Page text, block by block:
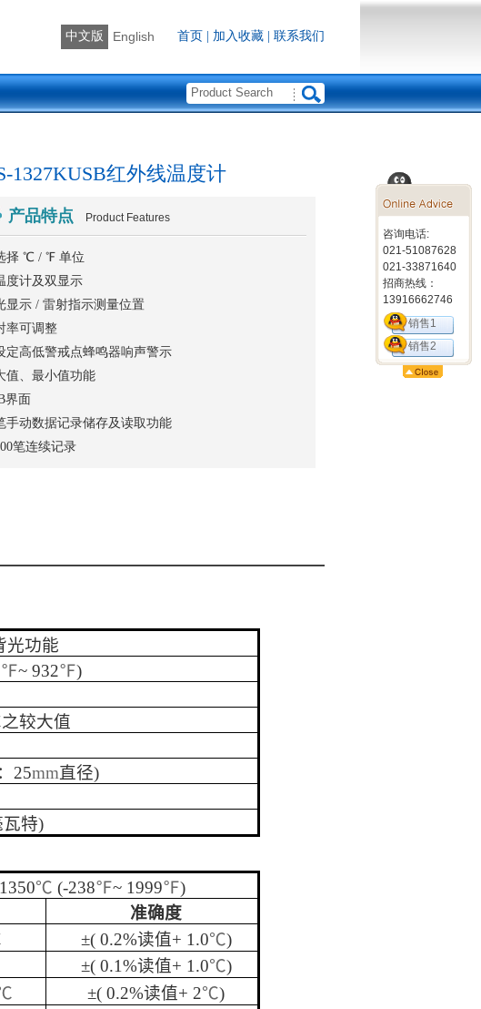
中文版 English 首页 加入收藏 联系我们
咨询电话:
021-51087628
021-33871640
招商热线：
13916662746
销售1
销售2
1327KUSB红外线温度计
产品特点 Product Features
择 ℃ / ℉ 单位
度计及双显示
显示 / 雷射指示测量位置
率可调整
定高低警戒点蜂鸣器响声警示
值、最小值功能
界面
手动数据记录储存及读取功能
笔连续记录
光功能
℉~ 932℉)
之较大值
25mm直径)
瓦特)
℃ (-238℉~ 1999℉)
准确度
±( 0.2%读值+ 1.0℃)
±( 0.1%读值+ 1.0℃)
±( 0.2%读值+ 2℃)